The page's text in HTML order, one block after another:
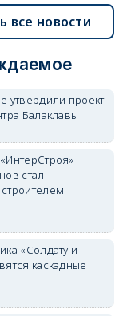
все новости
утвердили проект
Балаклавы
стал
«Солдату и
каскадные